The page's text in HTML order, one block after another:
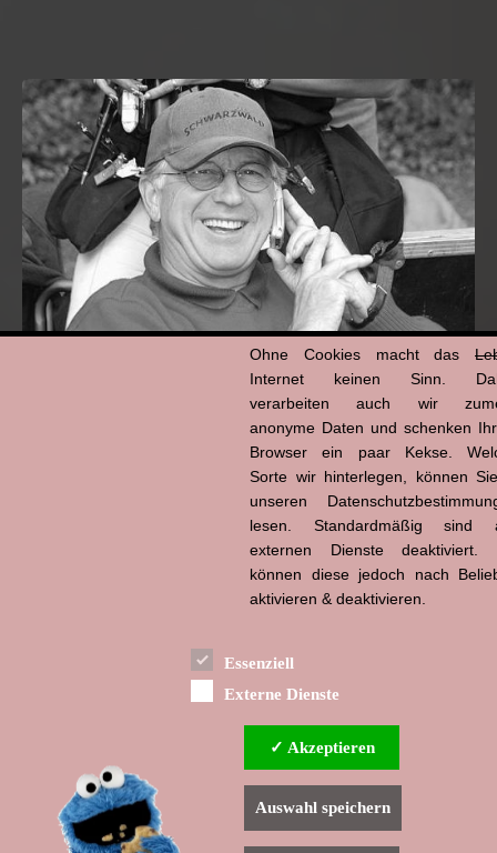
Ohne Cookies macht das
Internet keinen Sinn.
verarbeiten auch wir
anonyme Daten und schenken
Browser ein paar Kekse.
Sorte wir hinterlegen, können
unseren
lesen. Standardmäßig sind
externen Dienste deaktiviert.
können diese jedoch nach
aktivieren & deaktivieren.
Essenziell
Externe Dienste
✓ Akzeptieren
Auswahl speichern